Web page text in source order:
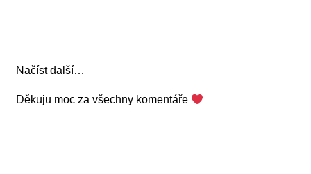
Načíst další…
Děkuju moc za všechny komentáře